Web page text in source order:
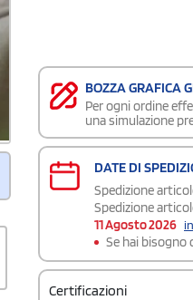
BOZZA GRAFICA
Per ogni ordine
una simulazione
DATE DI
Spedizione
Spedizione
11 Agosto 2026
Se hai bisogno
Certificazioni